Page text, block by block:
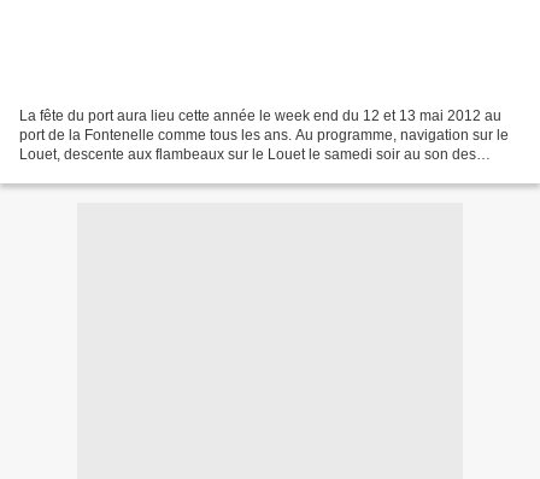
La fête du port aura lieu cette année le week end du 12 et 13 mai 2012 au
port de la Fontenelle comme tous les ans. Au programme, navigation sur le
Louet, descente aux flambeaux sur le Louet le samedi soir au son des